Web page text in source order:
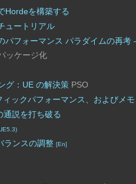
Hordeを構築する
ュートリアル
フォーマンス パラダイムの再考
ッケージ化
グ：UE の解決策PSO
ックパフォーマンス、およびメ
説を打ち破る
ランスの調整 [En]